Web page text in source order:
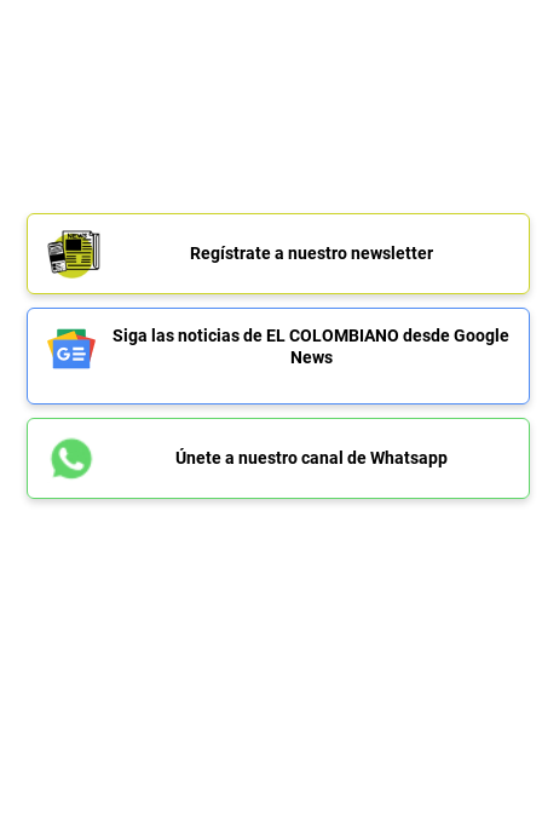
Regístrate a nuestro newsletter
Siga las noticias de EL COLOMBIANO desde Google
News
Únete a nuestro canal de Whatsapp